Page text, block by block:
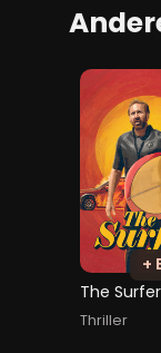
+
The Surfer
Thriller